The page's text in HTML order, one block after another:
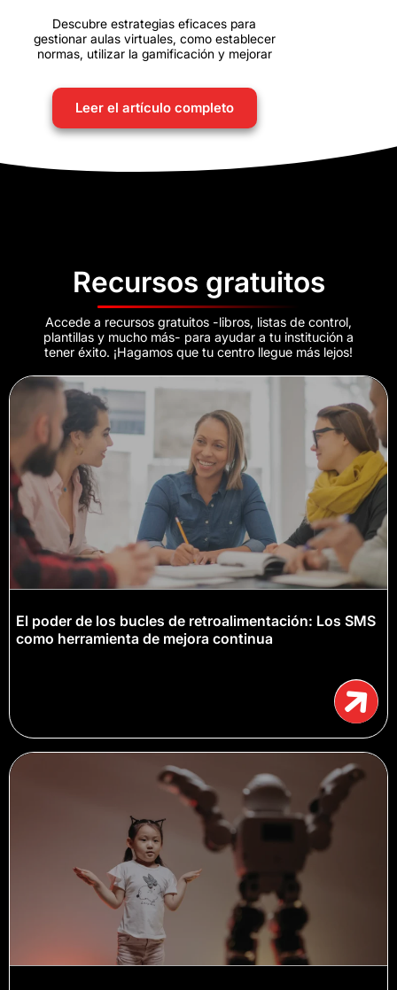
Descubre estrategias eficaces para
gestionar aulas virtuales, como establecer
normas, utilizar la gamificación y mejorar
Leer el artículo completo
Recursos gratuitos
Accede a recursos gratuitos -libros, listas de control,
plantillas y mucho más- para ayudar a tu institución a
tener éxito. ¡Hagamos que tu centro llegue más lejos!
El poder de los bucles de retroalimentación: Los SMS
como herramienta de mejora continua